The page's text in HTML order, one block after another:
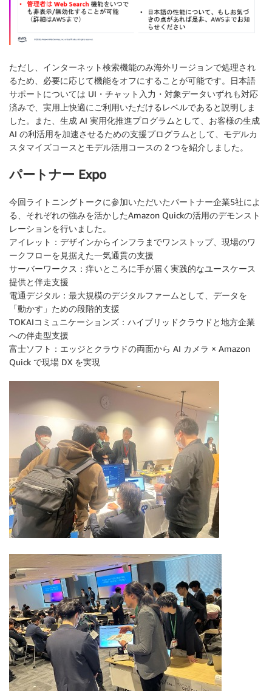
ただし、インターネット検索機能のみ海外リージョンで処理され
るため、必要に応じて機能をオフにすることが可能です。日本語
サポートについては UI・チャット入力・対象データいずれも対応
済みで、実用上快適にご利用いただけるレベルであると説明しま
した。また、生成 AI 実用化推進プログラムとして、お客様の生成
AI の利活用を加速させるための支援プログラムとして、モデルカ
スタマイズコースとモデル活用コースの 2 つを紹介しました。
パートナー Expo
今回ライトニングトークに参加いただいたパートナー企業5社によ
る、それぞれの強みを活かしたAmazon Quickの活用のデモンスト
レーションを行いました。
アイレット：デザインからインフラまでワンストップ、現場のワ
ークフローを見据えた一気通貫の支援
サーバーワークス：痒いところに手が届く実践的なユースケース
提供と伴走支援
電通デジタル：最大規模のデジタルファームとして、データを
「動かす」ための段階的支援
TOKAIコミュニケーションズ：ハイブリッドクラウドと地方企業
への伴走型支援
富士ソフト：エッジとクラウドの両面から AI カメラ × Amazon
Quick で現場 DX を実現